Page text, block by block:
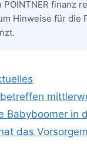
finanz
Hinweise für die
Babyboomer in
das